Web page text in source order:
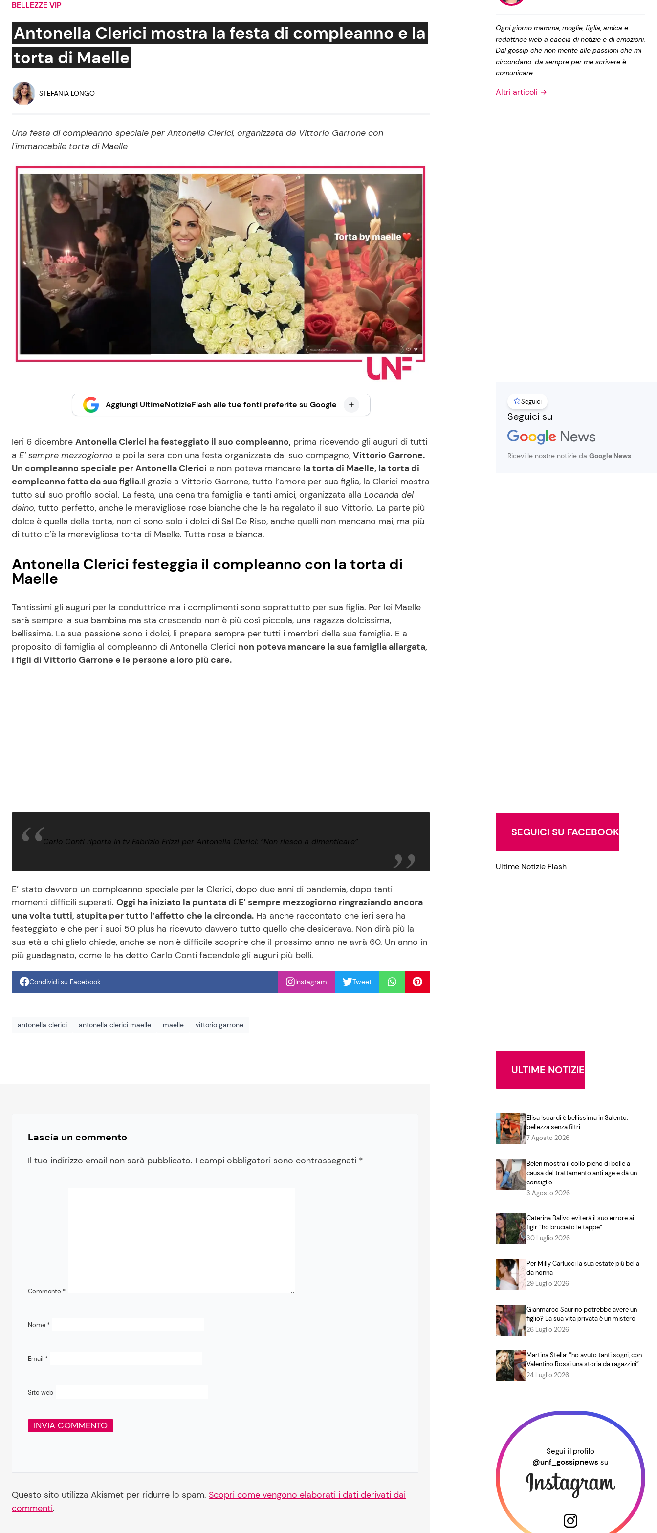
Social News
News dal mondo
Mondo Mamma
Salute
Viaggi e Turismo
Festività
Le Ricette in TV
Ricette Facili e Veloci
Ricette Feste
Ricette per Bambini
Privacy Policy
BELLEZZE VIP
Antonella Clerici mostra la festa di compleanno e la
torta di Maelle
STEFANIA LONGO
Una festa di compleanno speciale per Antonella Clerici, organizzata da Vittorio Garrone con
l'immancabile torta di Maelle
Aggiungi UltimeNotizieFlash alle tue fonti preferite su Google
Ieri 6 dicembre Antonella Clerici ha festeggiato il suo compleanno, prima ricevendo gli auguri di tutti
a E’ sempre mezzogiorno e poi la sera con una festa organizzata dal suo compagno, Vittorio Garrone.
Un compleanno speciale per Antonella Clerici e non poteva mancare la torta di Maelle, la torta di
compleanno fatta da sua figlia.Il grazie a Vittorio Garrone, tutto l’amore per sua figlia, la Clerici mostra
tutto sul suo profilo social. La festa, una cena tra famiglia e tanti amici, organizzata alla Locanda del
daino, tutto perfetto, anche le meravigliose rose bianche che le ha regalato il suo Vittorio. La parte più
dolce è quella della torta, non ci sono solo i dolci di Sal De Riso, anche quelli non mancano mai, ma più
di tutto c’è la meravigliosa torta di Maelle. Tutta rosa e bianca.
Antonella Clerici festeggia il compleanno con la torta di
Maelle
Tantissimi gli auguri per la conduttrice ma i complimenti sono soprattutto per sua figlia. Per lei Maelle
sarà sempre la sua bambina ma sta crescendo non è più così piccola, una ragazza dolcissima,
bellissima. La sua passione sono i dolci, li prepara sempre per tutti i membri della sua famiglia. E a
proposito di famiglia al compleanno di Antonella Clerici non poteva mancare la sua famiglia allargata,
i figli di Vittorio Garrone e le persone a loro più care.
Carlo Conti riporta in tv Fabrizio Frizzi per Antonella Clerici: “Non riesco a dimenticare”
E’ stato davvero un compleanno speciale per la Clerici, dopo due anni di pandemia, dopo tanti
momenti difficili superati. Oggi ha iniziato la puntata di E’ sempre mezzogiorno ringraziando ancora
una volta tutti, stupita per tutto l’affetto che la circonda. Ha anche raccontato che ieri sera ha
festeggiato e che per i suoi 50 plus ha ricevuto davvero tutto quello che desiderava. Non dirà più la
sua età a chi glielo chiede, anche se non è difficile scoprire che il prossimo anno ne avrà 60. Un anno in
più guadagnato, come le ha detto Carlo Conti facendole gli auguri più belli.
Condividi su Facebook Instagram Tweet
antonella clerici antonella clerici maelle maelle vittorio garrone
Lascia un commento
Il tuo indirizzo email non sarà pubblicato. I campi obbligatori sono contrassegnati *
Commento *
Nome *
Email *
Sito web
Questo sito utilizza Akismet per ridurre lo spam. Scopri come vengono elaborati i dati derivati dai
commenti.
Ogni giorno mamma, moglie, figlia, amica e
redattrice web a caccia di notizie e di emozioni.
Dal gossip che non mente alle passioni che mi
circondano: da sempre per me scrivere è
comunicare.
Altri articoli →
Seguici
Seguici su
Ricevi le nostre notizie da Google News
SEGUICI SU FACEBOOK
Ultime Notizie Flash
ULTIME NOTIZIE
Elisa Isoardi è bellissima in Salento:
bellezza senza filtri
7 Agosto 2026
Belen mostra il collo pieno di bolle a
causa del trattamento anti age e dà un
consiglio
3 Agosto 2026
Caterina Balivo eviterà il suo errore ai
figli: “ho bruciato le tappe”
30 Luglio 2026
Per Milly Carlucci la sua estate più bella
da nonna
29 Luglio 2026
Gianmarco Saurino potrebbe avere un
figlio? La sua vita privata è un mistero
26 Luglio 2026
Martina Stella: “ho avuto tanti sogni, con
Valentino Rossi una storia da ragazzini”
24 Luglio 2026
Segui il profilo
@unf_gossipnews su